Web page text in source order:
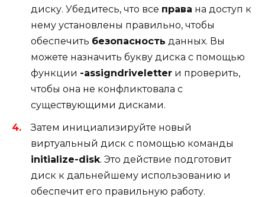
диску. Убедитесь, что все права на доступ к
нему установлены правильно, чтобы
обеспечить безопасность данных. Вы
можете назначить букву диска с помощью
функции -assigndriveletter и проверить,
чтобы она не конфликтовала с
существующими дисками.
Затем инициализируйте новый
виртуальный диск с помощью команды
initialize-disk. Это действие подготовит
диск к дальнейшему использованию и
обеспечит его правильную работу.